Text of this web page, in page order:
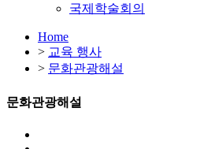
국제학술회의
Home
> 교육 행사
> 문화관광해설
문화관광해설